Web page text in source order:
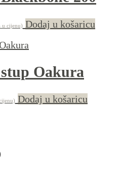
u cijenu) Dodaj u košaricu
Oakura
Dodaj u košaricu